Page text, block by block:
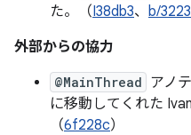
た。（I38db3、 b/
外部からの協力
@MainThread アノ
に移動してくれた
（6f228c）